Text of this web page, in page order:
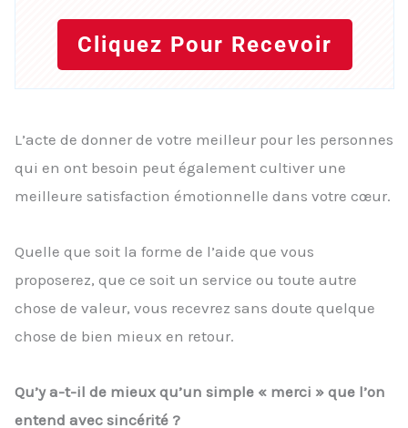
Cliquez Pour Recevoir
L’acte de donner de votre meilleur pour les personnes
qui en ont besoin peut également cultiver une
meilleure satisfaction émotionnelle dans votre cœur.
Quelle que soit la forme de l’aide que vous
proposerez, que ce soit un service ou toute autre
chose de valeur, vous recevrez sans doute quelque
chose de bien mieux en retour.
Qu’y a-t-il de mieux qu’un simple « merci » que l’on
entend avec sincérité ?